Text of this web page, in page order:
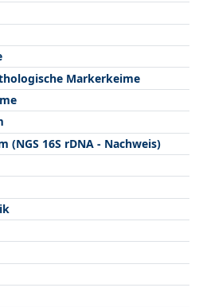
Markerkeime
(NGS 16S rDNA - Nachweis)